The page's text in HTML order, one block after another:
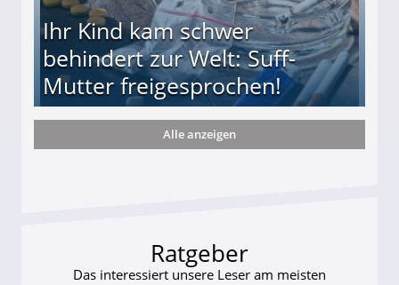
Ihr Kind kam schwer
behindert zur Welt: Suff-
Mutter freigesprochen!
Mutter freigesprochen!
Alle anzeigen
Ratgeber
Das interessiert unsere Leser am meisten